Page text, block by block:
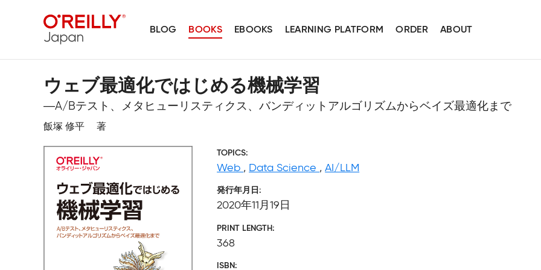
BLOG BOOKS EBOOKS LEARNING PLATFORM ORDER ABOUT
ウェブ最適化ではじめる機械学習
―A/Bテスト、メタヒューリスティクス、バンディットアルゴリズムからベイズ最適化まで
飯塚 修平 著
TOPICS
Web , Data Science ,AI/LLM
発行年月日
2020年11月19日
PRINT LENGTH
368
ISBN